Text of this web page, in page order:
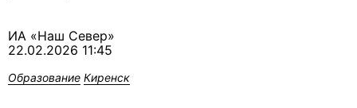
ИА «Наш Север»
22.02.2026 11:45
Образование Киренск